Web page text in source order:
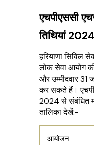
एचपीएससी
तिथियां 2024
हरियाणा सिविल
लोक सेवा आयोग
और उम्मीदवार
कर सकते हैं।
2024 से संबंधित
तालिका देखें:-
आयोजन